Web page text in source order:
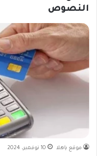
النصوص
موقع ياهلا 10 نوفمبر، 2024